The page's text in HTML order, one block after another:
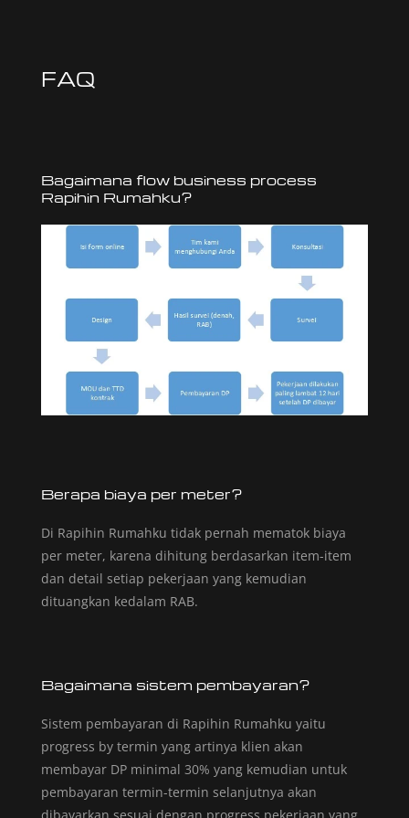
FAQ
Bagaimana flow business process
Rapihin Rumahku?
Berapa biaya per meter?
Di Rapihin Rumahku tidak pernah mematok biaya
per meter, karena dihitung berdasarkan item-item
dan detail setiap pekerjaan yang kemudian
dituangkan kedalam RAB.
Bagaimana sistem pembayaran?
Sistem pembayaran di Rapihin Rumahku yaitu
progress by termin yang artinya klien akan
membayar DP minimal 30% yang kemudian untuk
pembayaran termin-termin selanjutnya akan